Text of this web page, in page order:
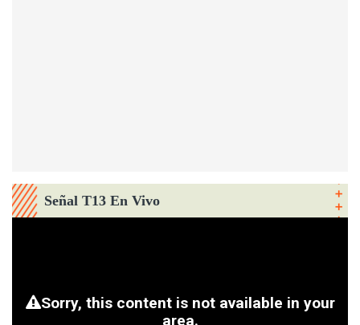
Señal T13 En Vivo